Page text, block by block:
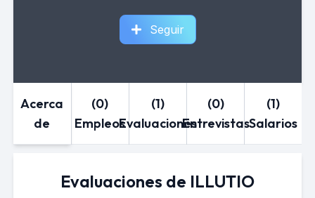
Seguir
Acerca
de
(0)
Empleos
(1)
Evaluaciones
(0)
Entrevistas
(1)
Salarios
Evaluaciones de ILLUTIO